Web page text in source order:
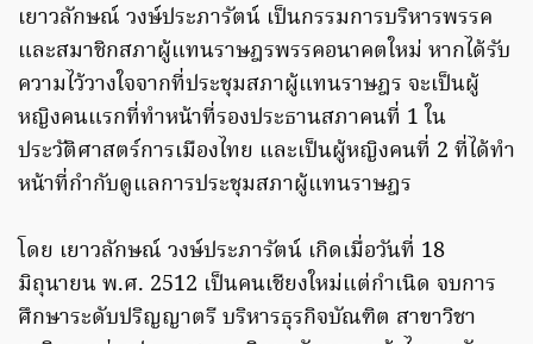
เยาวลักษณ์ วงษ์ประภารัตน์ เป็นกรรมการบริหารพรรค
และสมาชิกสภาผู้แทนราษฎรพรรคอนาคตใหม่ หากได้รับ
ความไว้วางใจจากที่ประชุมสภาผู้แทนราษฎร จะเป็นผู้
หญิงคนแรกที่ทำหน้าที่รองประธานสภาคนที่ 1 ใน
ประวัติศาสตร์การเมืองไทย และเป็นผู้หญิงคนที่ 2 ที่ได้ทำ
หน้าที่กำกับดูแลการประชุมสภาผู้แทนราษฎร
โดย เยาวลักษณ์ วงษ์ประภารัตน์ เกิดเมื่อวันที่ 18
มิถุนายน พ.ศ. 2512 เป็นคนเชียงใหม่แต่กำเนิด จบการ
ศึกษาระดับปริญญาตรี บริหารธุรกิจบัณฑิต สาขาวิชา